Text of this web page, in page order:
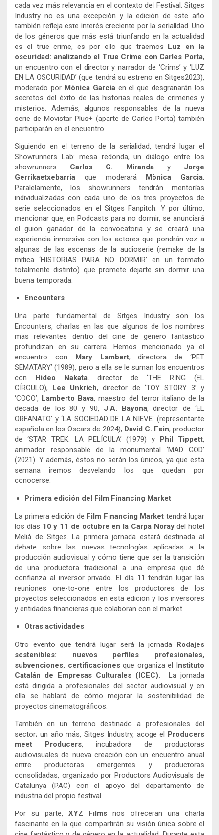
cada vez más relevancia en el contexto del Festival. Sitges
Industry no es una excepción y la edición de este año
también refleja este interés creciente por la serialidad. Uno
de los géneros que más está triunfando en la actualidad
es el true crime, es por ello que traemos Luz en la
oscuridad: analizando el True Crime con Carles Porta,
un encuentro con el director y narrador de ‘Crims’ y ‘LUZ
EN LA OSCURIDAD’ (que tendrá su estreno en Sitges2023),
moderado por Mònica Garciaen el que desgranarán los
secretos del éxito de las historias reales de crímenes y
misterios. Además, algunos responsables de la nueva
serie de Movistar Plus+ (aparte de Carles Porta) también
participarán en el encuentro.
Siguiendo en el terreno de la serialidad, tendrá lugar el
Showrunners Lab: mesa redonda, un diálogo entre los
showrunners Carlos G. Miranda y Jorge
Gerrikaetxebarria que moderará Mònica Garcia.
Paralelamente, los showrunners tendrán mentorías
individualizadas con cada uno de los tres proyectos de
serie seleccionados en el Sitges Fanpitch. Y por último,
mencionar que, en Podcasts para no dormir, se anunciará
el guion ganador de la convocatoria y se creará una
experiencia inmersiva con los actores que pondrán voz a
algunas de las escenas de la audioserie (remake de la
mítica ‘HISTORIAS PARA NO DORMIR’ en un formato
totalmente distinto) que promete dejarte sin dormir una
buena temporada.
Encounters
Una parte fundamental de Sitges Industry son los
Encounters, charlas en las que algunos de los nombres
más relevantes dentro del cine de género fantástico
profundizan en su carrera. Hemos mencionado ya el
encuentro con Mary Lambert, directora de ‘PET
SEMATARY’ (1989), pero a ella se le suman los encuentros
con Hideo Nakata, director de ‘THE RING (EL
CÍRCULO), Lee Unkrich, director de ‘TOY STORY 3’ y
‘COCO’, Lamberto Bava, maestro del terror italiano de la
década de los 80 y 90, J.A. Bayona, director de ‘EL
ORFANATO’ y ‘LA SOCIEDAD DE LA NIEVE’ (representante
española en los Oscars de 2024), David C. Fein, productor
de ‘STAR TREK: LA PELÍCULA’ (1979) y Phil Tippett,
animador responsable de la monumental ‘MAD GOD’
(2021). Y además, éstos no serán los únicos, ya que esta
semana iremos desvelando los que quedan por
conocerse.
Primera edición del Film Financing Market
La primera edición de Film Financing Market tendrá lugar
los días 10 y 11 de octubre en la Carpa Noraydel hotel
Meliá de Sitges. La primera jornada estará destinada al
debate sobre las nuevas tecnologías aplicadas a la
producción audiovisual y cómo tiene que ser la transición
de una productora tradicional a una empresa que dé
confianza al inversor privado. El día 11 tendrán lugar las
reuniones one-to-one entre los productores de los
proyectos seleccionados en esta edición y los inversores
y entidades financieras que colaboran con el market.
Otras actividades
Otro evento que tendrá lugar será la jornada Rodajes
sostenibles: nuevos perfiles profesionales,
subvenciones, certificacionesque organiza el Instituto
Catalán de Empresas Culturales (ICEC). La jornada
está dirigida a profesionales del sector audiovisual y en
ella se hablará de cómo mejorar la sostenibilidad de
proyectos cinematográficos.
También en un terreno destinado a profesionales del
sector; un año más, Sitges Industry, acoge el Producers
meet Producers, incubadora de productoras
audiovisuales de nueva creación con un encuentro anual
entre productoras emergentes y productoras
consolidadas, organizado por Productors Audiovisuals de
Catalunya (PAC) con el apoyo del departamento de
industria del propio festival.
Por su parte, XYZ Filmsnos ofrecerán una charla
fascinante en la que compartirán su visión única sobre el